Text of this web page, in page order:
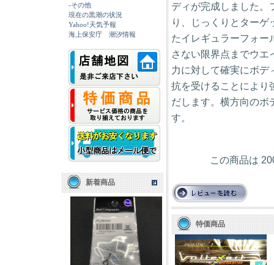
-その他
現在の黒潮の状況
Yahoo!天気予報
海上保安庁 潮汐情報
新着商品
ディが完成しました。
り、じっくりとター
たイレギュラーフォー
さない限界点までウ
力に対して確実にボデ
抗を受けることにより
だします。横方向のボ
す。
この商品は
特価商品